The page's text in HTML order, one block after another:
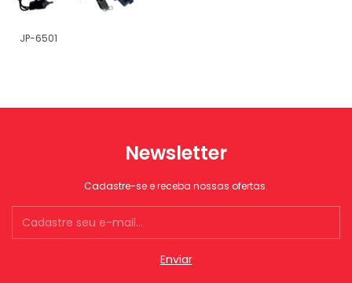
JP-6501
Newsletter
Cadastre-se e receba nossas ofertas.